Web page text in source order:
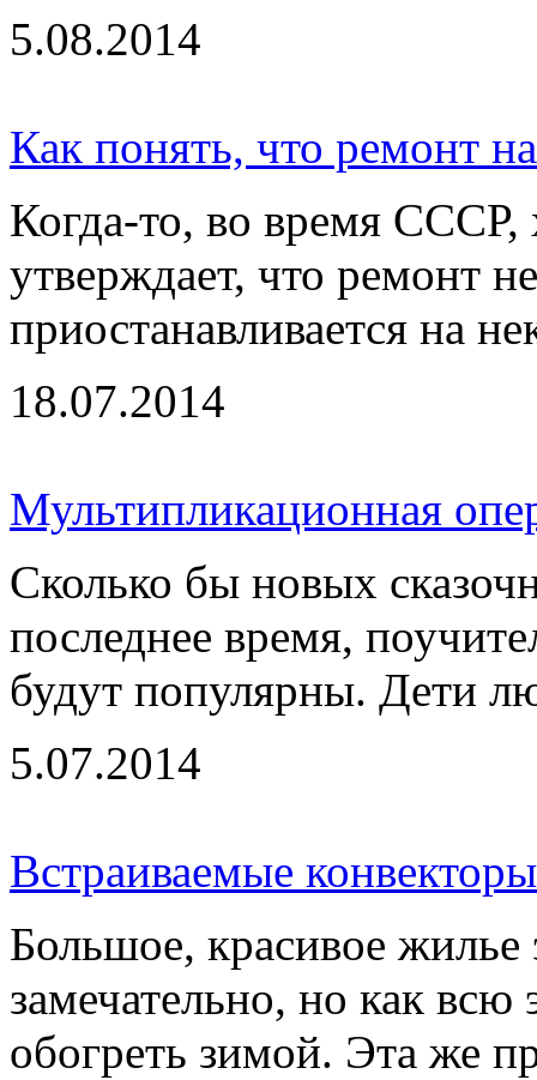
5.08.2014
Как понять, что ремонт
Когда-то, во время СССР,
утверждает, что ремонт
приостанавливается на
18.07.2014
Мультипликационная
Сколько бы новых
последнее время,
будут популярны. Дети
5.07.2014
Встраиваемые конвекторы
Большое, красивое жилье
замечательно, но как всю
обогреть зимой. Эта же